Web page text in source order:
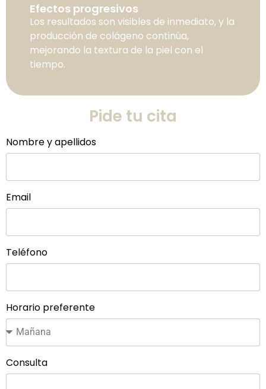
Efectos progresivos
Los resultados son visibles de inmediato, y la
producción de colágeno continúa,
mejorando la textura de la piel con el
tiempo.
Pide tu cita
Nombre y apellidos
Email
Teléfono
Horario preferente
Consulta